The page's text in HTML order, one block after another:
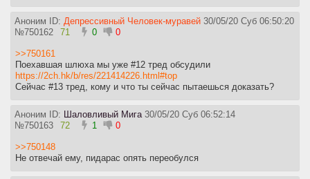
Аноним ID: Депрессивный Человек-муравей 30/05/20 Суб 06:50:20
№750162 71 0 0
>>750161
Поехавшая шлюха мы уже #12 тред обсудили
https://2ch.hk/b/res/221414226.html#top
Сейчас #13 тред, кому и что ты сейчас пытаешься доказать?
Аноним ID: Шаловливый Мига 30/05/20 Суб 06:52:14
№750163 72 1 0
>>750148
Не отвечай ему, пидарас опять переобулся